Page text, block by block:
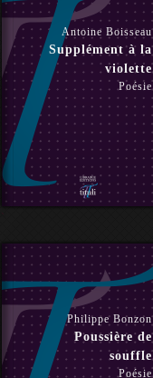
Antoine Boisseau
Supplément à la
violette
Poésie
Philippe Bonzon
Poussière de
souffle
Poésie